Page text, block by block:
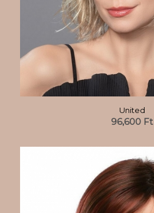
United
96,600 Ft